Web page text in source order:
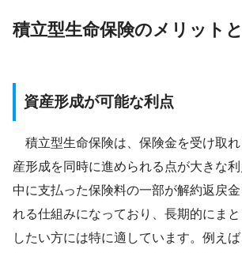
積立型生命保険のメリット
資産形成が可能な利点
積立型生命保険は、保険金を受け取
産形成を同時に進められる点が大きな
中に支払った保険料の一部が解約返戻
れる仕組みになっており、長期的にま
したい方には特に適しています。例え